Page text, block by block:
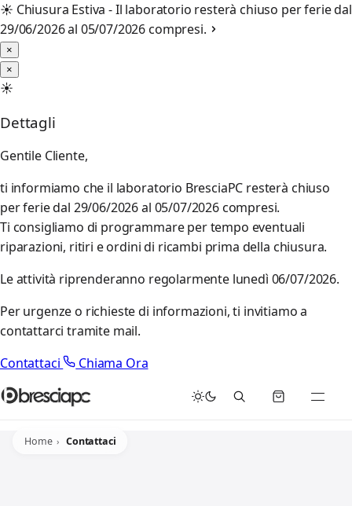
☀️ Chiusura Estiva - Il laboratorio resterà chiuso per ferie dal
29/06/2026 al 05/07/2026 compresi.
×
×
☀️
Dettagli
Gentile Cliente,
ti informiamo che il laboratorio BresciaPC resterà chiuso
per ferie dal 29/06/2026 al 05/07/2026 compresi.
Ti consigliamo di programmare per tempo eventuali
riparazioni, ritiri e ordini di ricambi prima della chiusura.
Le attività riprenderanno regolarmente lunedì 06/07/2026.
Per urgenze o richieste di informazioni, ti invitiamo a
contattarci tramite mail.
Contattaci
Chiama Ora
Home Contattaci